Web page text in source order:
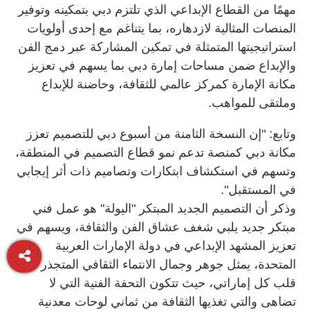
مهمًا من القطاع الإبداعي الذي تلتزم دبي بتمكينه وتوفير
المنصات المثالية لازدهاره، بما يتناغم مع إحدى أولويات
استراتيجيتها المتمثلة في تمكين المشاركة عبر دمج الفن
والإبداع ضمن مساحات إمارة دبي بما يسهم في تعزيز
مكانة الإمارة كمركز عالمي للثقافة، وحاضنة للإبداع
وملتقى للمواهب.
وتابع: "إن النسخة الثامنة من أسبوع دبي للتصميم تعزز
مكانة دبي كمنصة تدعم نمو قطاع التصميم في المنطقة،
وتسهم في استكشاف ابتكارات وتصاميم ذات أثر إيجابي
في المستقبل".
وذكر أن التصميم الجديد المبتكر "اليولة" هو عمل فني
مبتكر جديد يلبي شغف عشاق الفن والثقافة، ويسهم في
تعزيز المشهد الإبداعي في دولة الإمارات العربية
المتحدة، يمثل جوهر وجمال الانتماء الثقافي المتجذر في
قلب كل إماراتي، حيث تتكون التحفة الفنية التي لا
تضاهى والتي تغذيها الثقافة من ثماني لوحات معدنية